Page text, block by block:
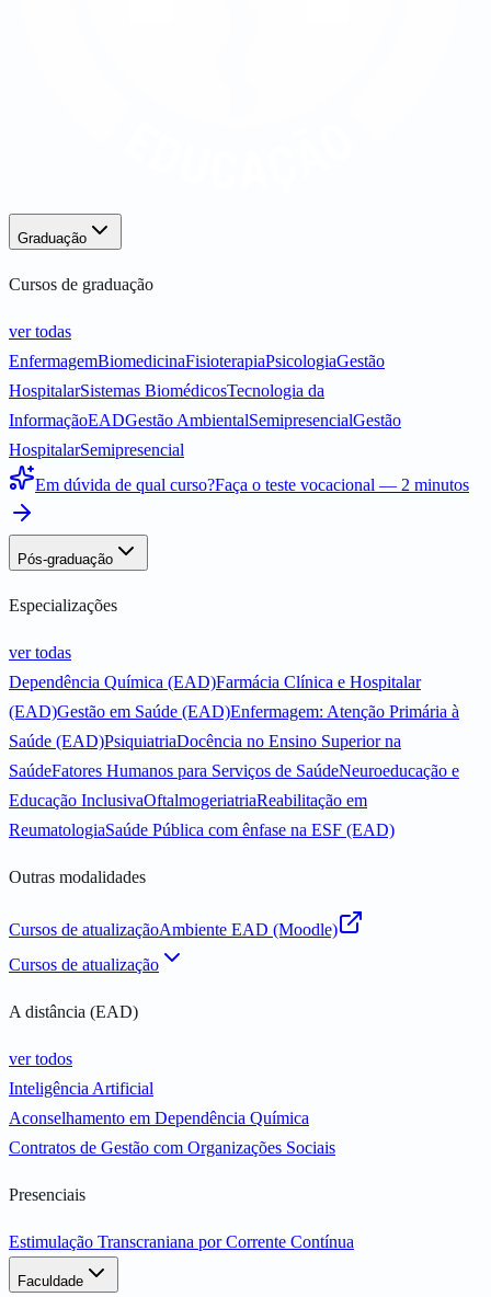
Graduação
Cursos de graduação
ver todas
EnfermagemBiomedicinaFisioterapiaPsicologiaGestão
HospitalarSistemas BiomédicosTecnologia da
InformaçãoEADGestão AmbientalSemipresencialGestão
HospitalarSemipresencial
Em dúvida de qual curso?Faça o teste vocacional — 2 minutos
Pós-graduação
Especializações
ver todas
Dependência Química (EAD)Farmácia Clínica e Hospitalar
(EAD)Gestão em Saúde (EAD)Enfermagem: Atenção Primária à
Saúde (EAD)PsiquiatriaDocência no Ensino Superior na
SaúdeFatores Humanos para Serviços de SaúdeNeuroeducação e
Educação InclusivaOftalmogeriatriaReabilitação em
ReumatologiaSaúde Pública com ênfase na ESF (EAD)
Outras modalidades
Cursos de atualizaçãoAmbiente EAD (Moodle)
Cursos de atualização
A distância (EAD)
ver todos
Inteligência Artificial
Aconselhamento em Dependência Química
Contratos de Gestão com Organizações Sociais
Presenciais
Estimulação Transcraniana por Corrente Contínua
Faculdade